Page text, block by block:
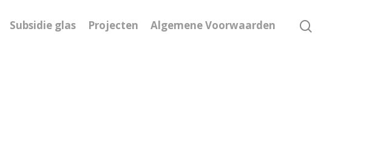
Subsidie glas Projecten Algemene Voorwaarden